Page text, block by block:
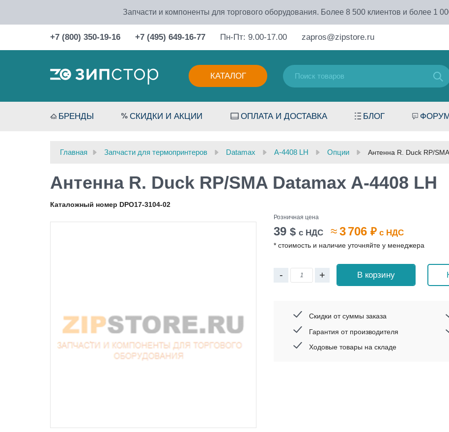
Запчасти и компоненты для торгового оборудования. Более 8 500 клиентов и более 1
+7 (800) 350-19-16 +7 (495) 649-16-77 Пн-Пт: 9.00-17.00 zapros@zipstore.ru
КАТАЛОГ
БРЕНДЫ СКИДКИ И АКЦИИ ОПЛАТА И ДОСТАВКА БЛОГ
Главная Запчасти для термопринтеров Datamax A-4408 LH Опции Антенна R. Duck RP/
Антенна R. Duck RP/SMA Datamax A-4408 LH
Каталожный номер DPO17-3104-02
Розничная цена
39 $ с НДС ≈3 706 ₽ с НДС
* стоимость и наличие уточняйте у менеджера
- + В корзину
Скидки от суммы заказа
Гарантия от производителя
Ходовые товары на складе